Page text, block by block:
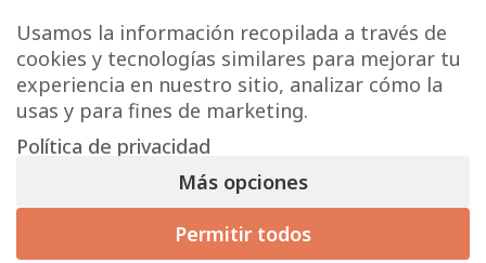
Copyright © Onlytiles S.L.
La Casa de los Azulejos ®
Diseño Web
Usamos la información recopilada a través de
cookies y tecnologías similares para mejorar tu
experiencia en nuestro sitio, analizar cómo la
usas y para fines de marketing.
Política de privacidad
Más opciones
Permitir todos